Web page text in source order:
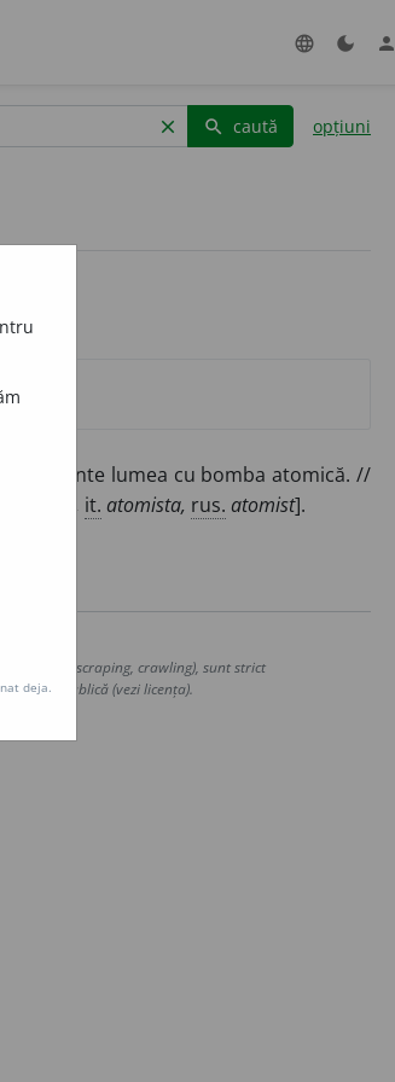
language dark_mode person
clear search caută opțiuni
lumea cu bomba atomică. //
atomiste, it. atomista, rus. atomist].
(web scraping, crawling), sunt strict
publică (vezi licența).
deja.